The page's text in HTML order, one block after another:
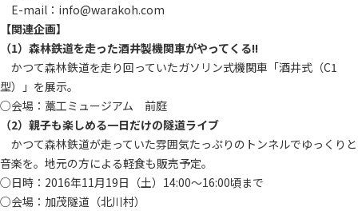
E-mail：info@warakoh.com
【関連企画】
（1）森林鉄道を走った酒井製機関車がやってくる!!
かつて森林鉄道を走り回っていたガソリン式機関車「酒井式（C1
型）」を展示。
○会場：藁工ミュージアム 前庭
（2）親子も楽しめる一日だけの隧道ライブ
かつて森林鉄道が走っていた雰囲気たっぷりのトンネルでゆっくりと
音楽を。地元の方による軽食も販売予定。
○日時：2016年11月19日（土）14:00～16:00頃まで
○会場：加茂隧道（北川村）